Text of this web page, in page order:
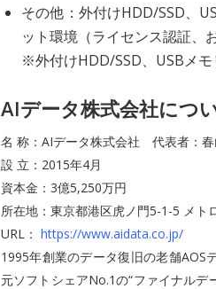
その他：外付けHDD/SSD、
ット環境（ライセンス認証、
※外付けHDD/SSD、USBメモ
AIデータ株式会社につ
名 称：AIデータ株式会社 代表者：
設 立：2015年4月
資本金：3億5,250万円
所在地：東京都港区虎ノ門5-1-5 メト
URL： https://www.aidata.co.jp/
1995年創業のデータ復旧の老舗AOS
元ソフトシェアNo.1の“ファイナルデ